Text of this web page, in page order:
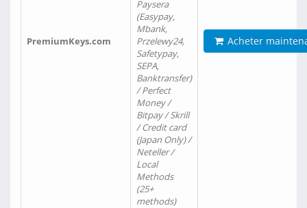
PremiumKeys.com
Paysera
(Easypay,
Mbank,
Przelewy24,
Safetypay,
SEPA,
Banktransfer)
/ Perfect
Money /
Bitpay / Skrill
/ Credit card
(Japan Only) /
Neteller /
Local
Methods
(25+
methods)
Acheter